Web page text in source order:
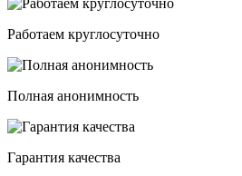
Работаем круглосуточно
Полная анонимность
Гарантия качества